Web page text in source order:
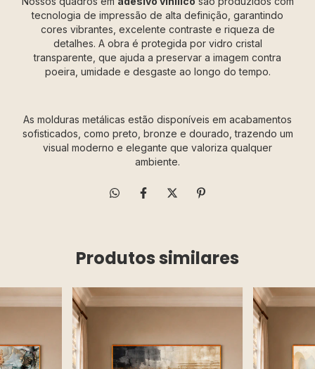
tecnologia de impressão de alta definição, garantindo
cores vibrantes, excelente contraste e riqueza de
detalhes. A obra é protegida por vidro cristal
transparente, que ajuda a preservar a imagem contra
poeira, umidade e desgaste ao longo do tempo.
As molduras metálicas estão disponíveis em acabamentos
sofisticados, como preto, bronze e dourado, trazendo um
visual moderno e elegante que valoriza qualquer
ambiente.
Produtos similares